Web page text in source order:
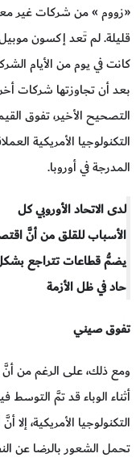
«زووم » من شركات غير
كانت في يوم من الأيام
بعد أن تجاوزتها شركات
التصحيح الأخير، تفوق
التكنولوجيا الأمريكية
المدرجة في أوروبا.
لدى الاتحاد الأوروبي كل
الأسباب للقلق من أنَّ
يضمُّ قطاعات تتراجع
حاد في ظل الأزمة
تفوق صيني
ومع ذلك، على الرغم من أنَّ
أثناء الوباء قد تمَّ
التكنولوجيا الأمريكية،
تحمل الشعور بالرضا عن